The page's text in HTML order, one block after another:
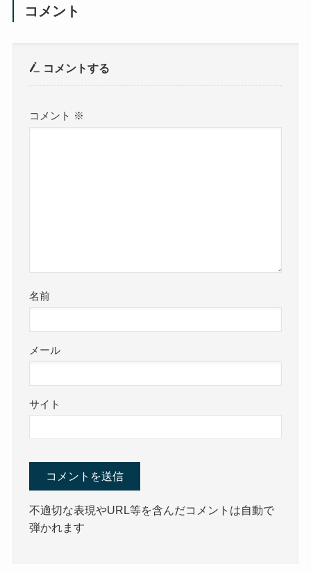
コメント
コメントする
コメント ※
名前
メール
サイト
不適切な表現やURL等を含んだコメントは自動で
弾かれます